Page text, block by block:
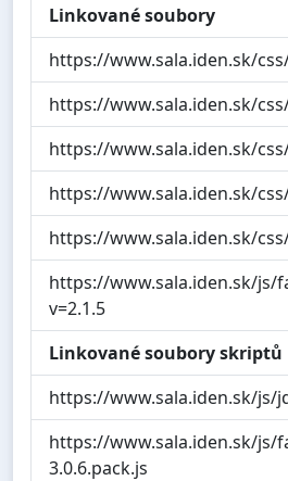
Linkované soubory
https://www.sala.iden.sk/
https://www.sala.iden.sk/
https://www.sala.iden.sk/
https://www.sala.iden.sk/
https://www.sala.iden.sk/
https://www.sala.iden.sk/js/
v=2.1.5
Linkované soubory skriptů
https://www.sala.iden.sk/js/
https://www.sala.iden.sk/js/
3.0.6.pack.js